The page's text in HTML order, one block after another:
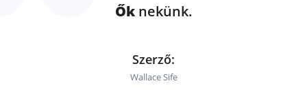
Őknekünk.
Szerző:
Wallace Sife